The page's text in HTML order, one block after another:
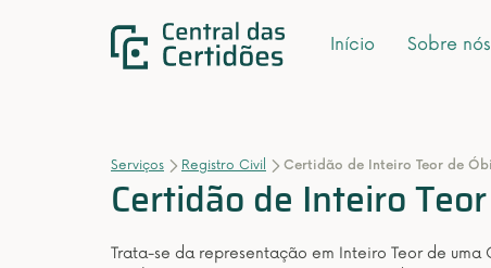
Início Sobre nós
Serviços Registro Civil Certidão de Inteiro Teor de
Certidão de Inteiro
Trata-se da representação em Inteiro Teor de